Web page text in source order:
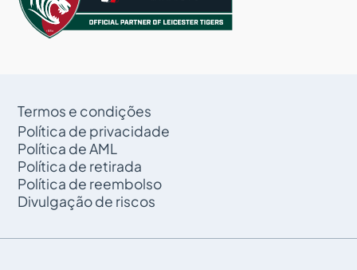
Termos e condições
Política de privacidade
Política de AML
Política de retirada
Política de reembolso
Divulgação de riscos